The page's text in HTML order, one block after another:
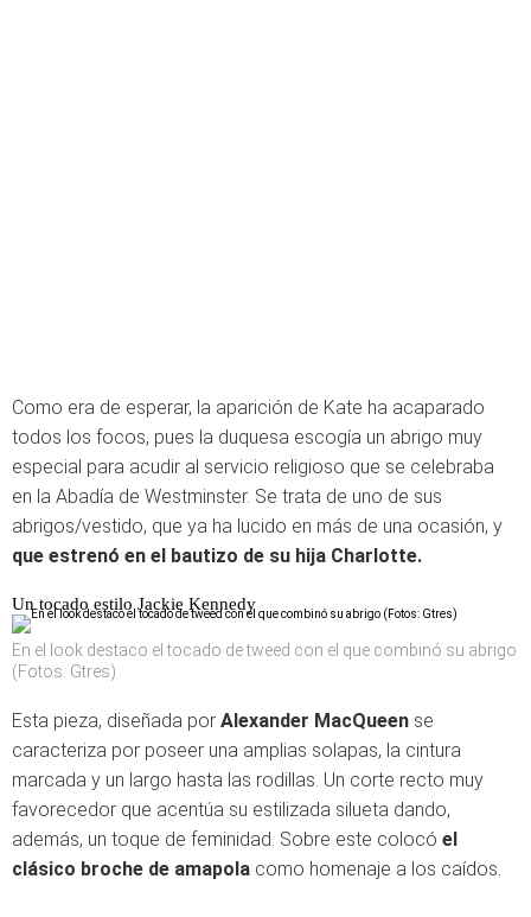
Como era de esperar, la aparición de Kate ha acaparado
todos los focos, pues la duquesa escogía un abrigo muy
especial para acudir al servicio religioso que se celebraba
en la Abadía de Westminster. Se trata de uno de sus
abrigos/vestido, que ya ha lucido en más de una ocasión, y
que estrenó en el bautizo de su hija Charlotte.
Un tocado estilo Jackie Kennedy
En el look destaco el tocado de tweed con el que combinó su abrigo
(Fotos: Gtres)
Esta pieza, diseñada por Alexander MacQueen se
caracteriza por poseer una amplias solapas, la cintura
marcada y un largo hasta las rodillas. Un corte recto muy
favorecedor que acentúa su estilizada silueta dando,
además, un toque de feminidad. Sobre este colocó el
clásico broche de amapola como homenaje a los caídos.